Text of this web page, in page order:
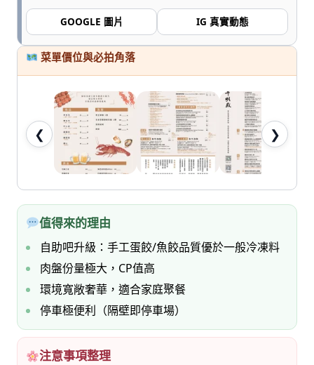
桃。
GOOGLE 圖片 IG 真實動態
菜單價位與必拍角落
❮ ❯
值得來的理由
自助吧升級：手工蛋餃/魚餃品質優於一般冷凍料
肉盤份量極大，CP值高
環境寬敞奢華，適合家庭聚餐
停車極便利（隔壁即停車場）
注意事項整理